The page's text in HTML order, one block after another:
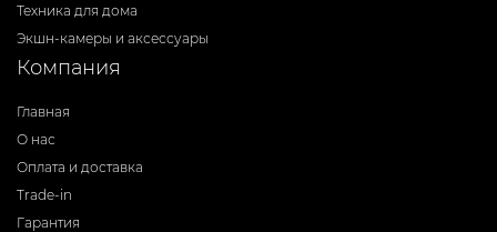
Техника для дома
Экшн-камеры и аксессуары
Компания
Главная
О нас
Оплата и доставка
Trade-in
Гарантия